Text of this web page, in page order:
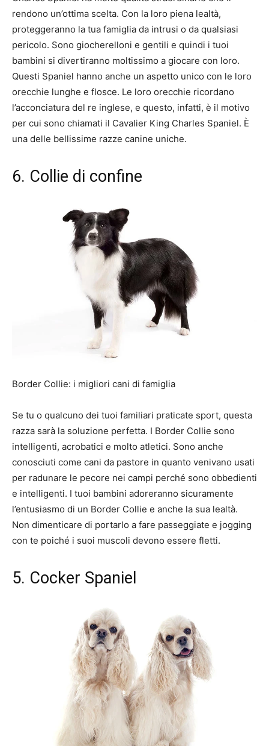
rendono un’ottima scelta. Con la loro piena lealtà,
proteggeranno la tua famiglia da intrusi o da qualsiasi
pericolo. Sono giocherelloni e gentili e quindi i tuoi
bambini si divertiranno moltissimo a giocare con loro.
Questi Spaniel hanno anche un aspetto unico con le loro
orecchie lunghe e flosce. Le loro orecchie ricordano
l’acconciatura del re inglese, e questo, infatti, è il motivo
per cui sono chiamati il ​​Cavalier King Charles Spaniel. È
una delle bellissime razze canine uniche.
6. Collie di confine
Border Collie: i migliori cani di famiglia
Se tu o qualcuno dei tuoi familiari praticate sport, questa
razza sarà la soluzione perfetta. I Border Collie sono
intelligenti, acrobatici e molto atletici. Sono anche
conosciuti come cani da pastore in quanto venivano usati
per radunare le pecore nei campi perché sono obbedienti
e intelligenti. I tuoi bambini adoreranno sicuramente
l’entusiasmo di un Border Collie e anche la sua lealtà.
Non dimenticare di portarlo a fare passeggiate e jogging
con te poiché i suoi muscoli devono essere fletti.
5. Cocker Spaniel